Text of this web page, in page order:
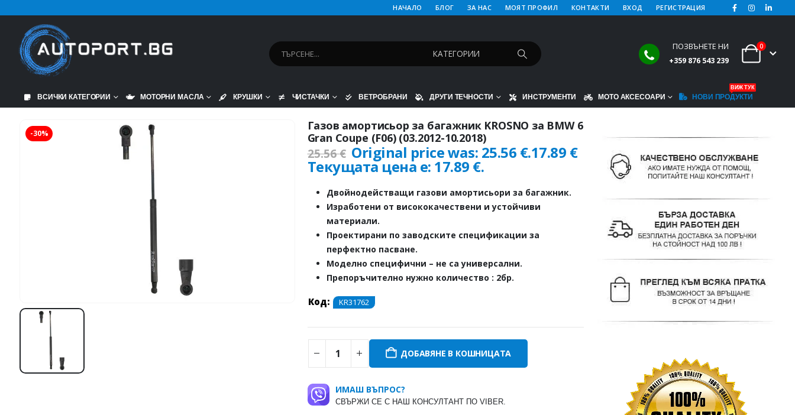
НАЧАЛО БЛОГ ЗА НАС МОЯТ ПРОФИЛ КОНТАКТИ ВХОД РЕГИСТРАЦИЯ
ПОЗВЪНЕТЕ НИ
+359 876 543 239
0
ВСИЧКИ КАТЕГОРИИ МОТОРНИ МАСЛА КРУШКИ ЧИСТАЧКИ ВЕТРОБРАНИ ДРУГИ ТЕЧНОСТИ ИНСТРУМЕНТИ МОТО АКСЕСОАРИ НОВИ ПРОДУКТИ
ВИЖ ТУК
-30%
Газов амортисьор за багажник KROSNO за BMW 6
Gran Coupe (F06) (03.2012-10.2018)
25.56€ Original price was: 25.56 €.17.89 €
Текущата цена е: 17.89 €.
Двойнодействащи газови амортисьори за багажник.
Изработени от висококачествени и устойчиви
материали.
Проектирани по заводските спецификации за
перфектно пасване.
Моделно специфични – не са универсални.
Препоръчително нужно количество : 2бр.
Код: KR31762
ДОБАВЯНЕ В КОШНИЦАТА
ИМАШ ВЪПРОС?
СВЪРЖИ СЕ С НАШ КОНСУЛТАНТ ПО VIBER.